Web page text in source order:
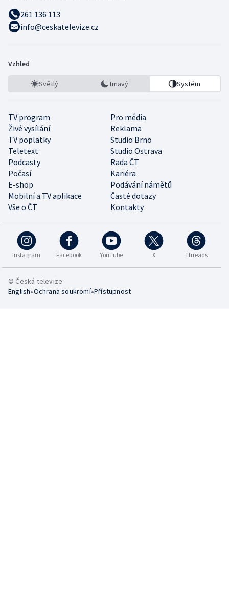
261 136 113
info@ceskatelevize.cz
Vzhled
Světlý Tmavý Systém
TV program
Pro média
Živé vysílání
Reklama
TV poplatky
Studio Brno
Teletext
Studio Ostrava
Podcasty
Rada ČT
Počasí
Kariéra
E-shop
Podávání námětů
Mobilní a TV aplikace
Časté dotazy
Vše o ČT
Kontakty
Instagram Facebook YouTube X Threads
© Česká televize
English•Ochrana soukromí•Přístupnost